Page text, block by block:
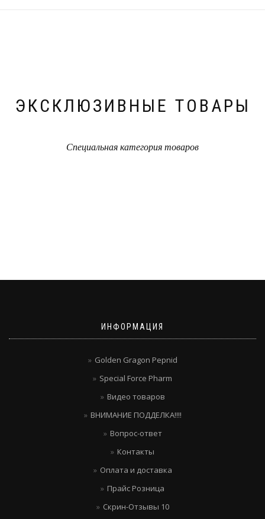
ЭКСКЛЮЗИВНЫЕ ТОВАРЫ
Специальная категория товаров
ИНФОРМАЦИЯ
Golden Gragon Pepnid
Special Force Pharm
Видео товаров
ВНИМАНИЕ ПОДДЕЛКА!!!!
Вопрос-ответ
Контакты
Оплата и доставка
Прайс Розница
Скрин-Отзывы 10